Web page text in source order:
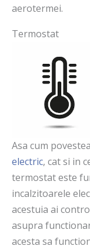
aerotermei.
Termostat
Asa cum
electric, cat si in
termostat este
incalzitoarele
acestuia ai
asupra
acesta sa